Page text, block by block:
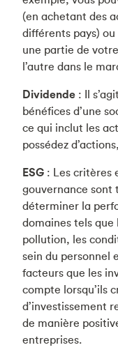
(en achetant des
différents pays)
une partie de
l’autre dans le
Dividende : Il
bénéfices d’une
ce qui inclut les
possédez
ESG : Les critères
gouvernance sont
déterminer la
domaines tels que
pollution, les
sein du personnel
facteurs que les
compte lorsqu’ils
d’investissement
de manière
entreprises.